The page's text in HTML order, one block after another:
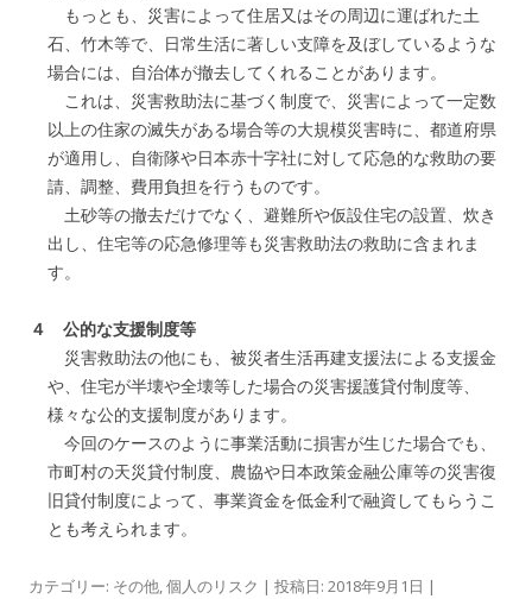
もっとも、災害によって住居又はその周辺に運ばれた土
石、竹木等で、日常生活に著しい支障を及ぼしているような
場合には、自治体が撤去してくれることがあります。
これは、災害救助法に基づく制度で、災害によって一定数
以上の住家の滅失がある場合等の大規模災害時に、都道府県
が適用し、自衛隊や日本赤十字社に対して応急的な救助の要
請、調整、費用負担を行うものです。
土砂等の撤去だけでなく、避難所や仮設住宅の設置、炊き
出し、住宅等の応急修理等も災害救助法の救助に含まれま
す。
４ 公的な支援制度等
災害救助法の他にも、被災者生活再建支援法による支援金
や、住宅が半壊や全壊等した場合の災害援護貸付制度等、
様々な公的支援制度があります。
今回のケースのように事業活動に損害が生じた場合でも、
市町村の天災貸付制度、農協や日本政策金融公庫等の災害復
旧貸付制度によって、事業資金を低金利で融資してもらうこ
とも考えられます。
カテゴリー: その他,個人のリスク | 投稿日: 2018年9月1日 |